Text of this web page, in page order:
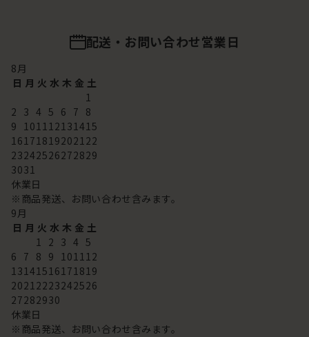
配送・お問い合わせ営業日
8月
日 月 火 水 木 金 土
1
2 3 4 5 6 7 8
9 101112131415
16171819202122
23242526272829
3031
休業日
※商品発送、お問い合わせ含みます。
9月
日 月 火 水 木 金 土
1 2 3 4 5
6 7 8 9 101112
13141516171819
20212223242526
27282930
休業日
※商品発送、お問い合わせ含みます。